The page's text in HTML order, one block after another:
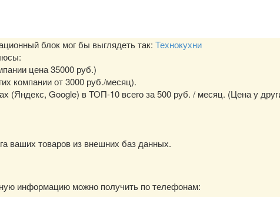
блок мог бы выглядеть так: Технокухни
цена 35000 руб.)
компании от 3000 руб./месяц).
(Яндекс, Google) в ТОП-10 всего за 500 руб. / месяц. (Цена у
ваших товаров из внешних баз данных.
информацию можно получить по телефонам: